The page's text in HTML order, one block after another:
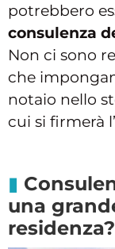
potrebbero
consulenza
Non ci sono
che
notaio nello
cui si firmerà
una
residenza?